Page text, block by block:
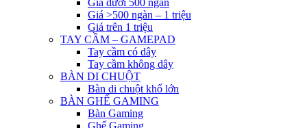
Giá dưới 500 ngàn
Giá >500 ngàn – 1 triệu
Giá trên 1 triệu
TAY CẦM – GAMEPAD
Tay cầm có dây
Tay cầm không dây
BÀN DI CHUỘT
Bàn di chuột khổ lớn
BÀN GHẾ GAMING
Bàn Gaming
Ghế Gaming